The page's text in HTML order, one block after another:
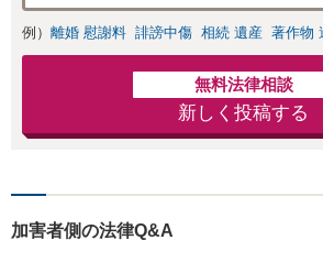
例） 離婚 慰謝料 誹謗中傷 相続 遺産 著作物
無料法律相談
新しく投稿する
加害者側の法律Q&A